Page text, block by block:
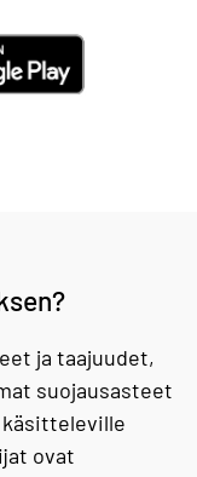
ja taajuudet,
suojausasteet
käsitteleville
ovat